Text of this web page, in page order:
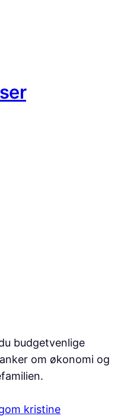
budgetvenlige
om økonomi og
om kristine